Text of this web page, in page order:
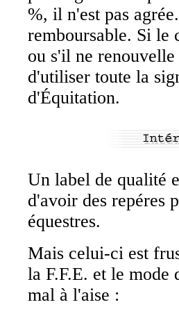
%, il n'est pas
remboursable. Si le
ou s'il ne
d'utiliser toute la
d'Équitation.
Un label de qualité
d'avoir des repéres
équestres.
Mais celui-ci est
la F.F.E. et le mode
mal à l'aise :